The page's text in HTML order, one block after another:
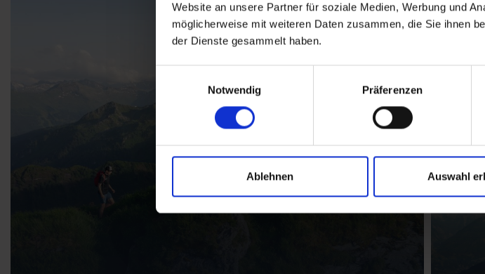
Website an unsere Partner für soziale Medien, Werbung und
möglicherweise mit weiteren Daten zusammen, die Sie ihnen
der Dienste gesammelt haben.
Notwendig
Präferenzen
Ablehnen Auswahl